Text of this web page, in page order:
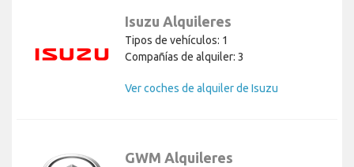
Isuzu Alquileres
Tipos de vehículos: 1
Compañías de alquiler: 3
Ver coches de alquiler de Isuzu
GWM Alquileres